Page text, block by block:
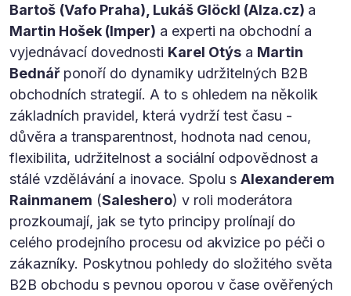
Bartoš (Vafo Praha), Lukáš Glöckl (Alza.cz) a
Martin Hošek (Imper) a experti na obchodní a
vyjednávací dovednosti Karel Otýs a Martin
Bednářponoří do dynamiky udržitelných B2B
obchodních strategií. A to s ohledem na několik
základních pravidel, která vydrží test času -
důvěra a transparentnost, hodnota nad cenou,
flexibilita, udržitelnost a sociální odpovědnost a
stálé vzdělávání a inovace. Spolu s Alexanderem
Rainmanem (Saleshero) v roli moderátora
prozkoumají, jak se tyto principy prolínají do
celého prodejního procesu od akvizice po péči o
zákazníky. Poskytnou pohledy do složitého světa
B2B obchodu s pevnou oporou v čase ověřených